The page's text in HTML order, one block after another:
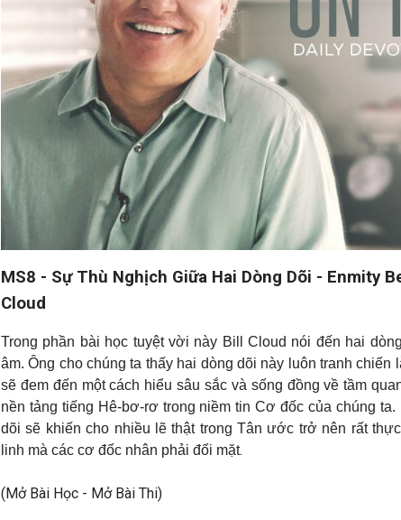
MS8 - Sự Thù Nghịch Giữa Hai Dòng Dõi - Enmity
Cloud
Trong phần bài học tuyệt vời này Bill Cloud nói đến hai
âm. Ông cho chúng ta thấy hai dòng dõi này luôn tranh
sẽ đem đến một cách hiểu sâu sắc và sống đồng về tầm
nền tảng tiếng Hê-bơ-rơ trong niềm tin Cơ đốc của chúng
dõi sẽ khiến cho nhiều lẽ thật trong Tân ước trở nên rất
linh mà các cơ đốc nhân phải đối mặt.
(Mở Bài Học - Mở Bài Thi)